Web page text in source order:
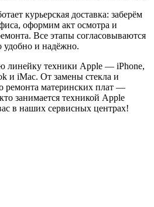
курьерская доставка: заберём
оформим акт осмотра и
Все этапы согласовываются
и надёжно.
линейку техники Apple — iPhone,
и iMac. От замены стекла и
ремонта материнских плат —
занимается техникой Apple
в наших сервисных центрах!